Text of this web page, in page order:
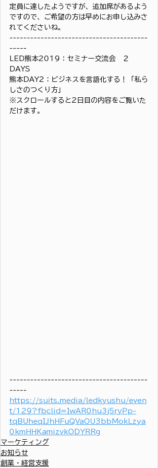
定員に達したようですが、追加席があるよう
ですので、ご希望の方は早めにお申し込みさ
れてくださいね。
----------------------------------------
-----
LED熊本2019：セミナー交流会　２
DAYS
熊本DAY2：ビジネスを言語化する！「私ら
しさのつくり方」
※スクロールすると2日目の内容をご覧いた
だけます。
----------------------------------------
-----
https://suits.media/ledkyushu/even
t/129?fbclid=IwAR0hu3j5ryPp-
tqBUheqIJhHFuQVaOU3bbMokLzya
0kmHHKamizvkODYRRg
マーケティング
お知らせ
創業・経営支援